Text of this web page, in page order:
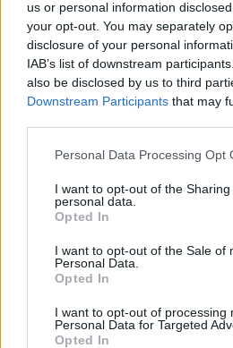
us or personal information
your opt-out. You may separately
disclosure of your personal
IAB’s list of downstream
also be disclosed by us to third
Downstream Participants that may
Personal Data Processing Opt
I want to opt-out of the
personal data.
Opted In
I want to opt-out of the Sale of
Personal Data.
Opted In
I want to opt-out of processing
Personal Data for Targeted
Opted In
„Dėkojame gyventojams
konteineris priklauso
mažajai bendrijai
valdančiai suši barą
tvarkymo, jų konteinerį
vietą (kiemelyje šalia
Ką dabar turėtų padaryti
konteinerio uždėti užraktą,
darbuotojai galėtų čia